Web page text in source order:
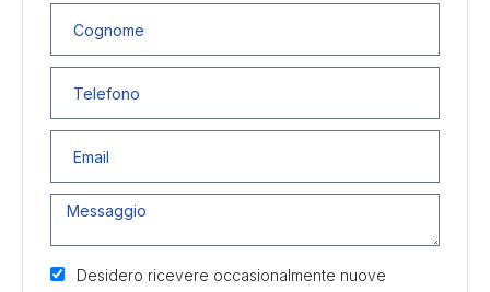
Desidero ricevere occasionalmente nuove